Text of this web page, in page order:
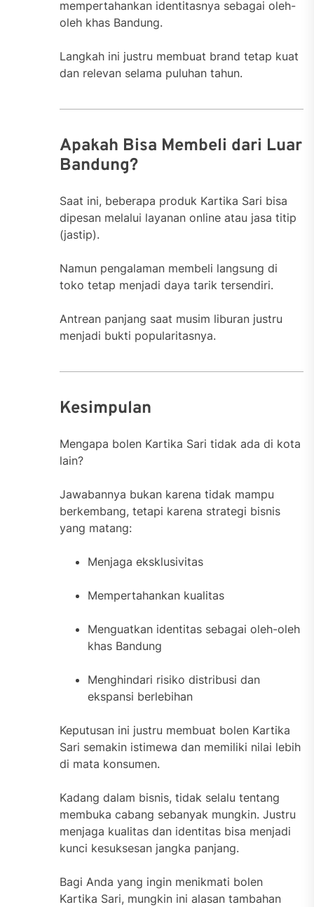
mempertahankan identitasnya sebagai oleh-
oleh khas Bandung.
Langkah ini justru membuat brand tetap kuat
dan relevan selama puluhan tahun.
Apakah Bisa Membeli dari Luar
Bandung?
Saat ini, beberapa produk Kartika Sari bisa
dipesan melalui layanan online atau jasa titip
(jastip).
Namun pengalaman membeli langsung di
toko tetap menjadi daya tarik tersendiri.
Antrean panjang saat musim liburan justru
menjadi bukti popularitasnya.
Kesimpulan
Mengapa bolen Kartika Sari tidak ada di kota
lain?
Jawabannya bukan karena tidak mampu
berkembang, tetapi karena strategi bisnis
yang matang:
Menjaga eksklusivitas
Mempertahankan kualitas
Menguatkan identitas sebagai oleh-oleh
khas Bandung
Menghindari risiko distribusi dan
ekspansi berlebihan
Keputusan ini justru membuat bolen Kartika
Sari semakin istimewa dan memiliki nilai lebih
di mata konsumen.
Kadang dalam bisnis, tidak selalu tentang
membuka cabang sebanyak mungkin. Justru
menjaga kualitas dan identitas bisa menjadi
kunci kesuksesan jangka panjang.
Bagi Anda yang ingin menikmati bolen
Kartika Sari, mungkin ini alasan tambahan